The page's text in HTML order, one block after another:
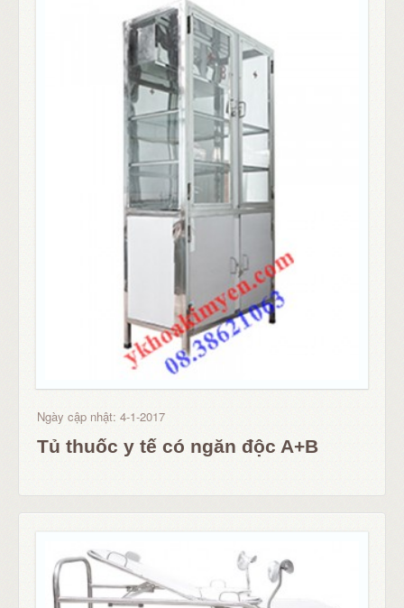
Ngày cập nhật: 4-1-2017
Tủ thuốc y tế có ngăn độc A+B